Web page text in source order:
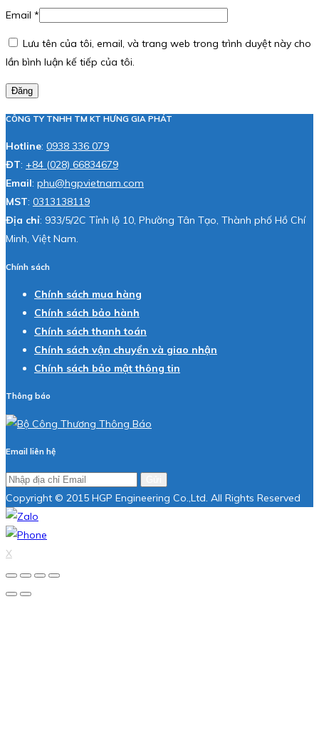
Email *
Lưu tên của tôi, email, và trang web trong trình duyệt này cho
lần bình luận kế tiếp của tôi.
Đăng
CÔNG TY TNHH TM KT HƯNG GIA PHÁT
Hotline: 0938 336 079
ĐT: +84 (028) 66834679
Email: phu@hgpvietnam.com
MST: 0313138119
Địa chỉ: 933/5/2C Tỉnh lộ 10, Phường Tân Tạo, Thành phố Hồ Chí
Minh, Việt Nam.
Chính sách
Chính sách mua hàng
Chính sách bảo hành
Chính sách thanh toán
Chính sách vận chuyển và giao nhận
Chính sách bảo mật thông tin
Thông báo
Email liên hệ
Copyright © 2015 HGP Engineering Co.,Ltd. All Rights Reserved
X